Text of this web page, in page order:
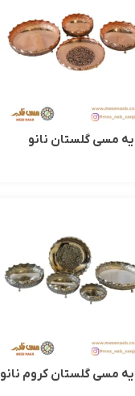
مسی گلستان نانو
مسی گلستان کروم نانو